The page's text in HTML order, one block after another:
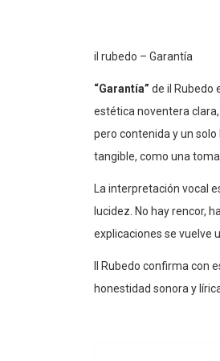
il rubedo – Garantía
“Garantía” de il Rubedo
estética noventera
pero contenida y un solo
tangible, como una
La interpretación vocal
lucidez. No hay rencor,
explicaciones se vuelve
Il Rubedo confirma con
honestidad sonora y